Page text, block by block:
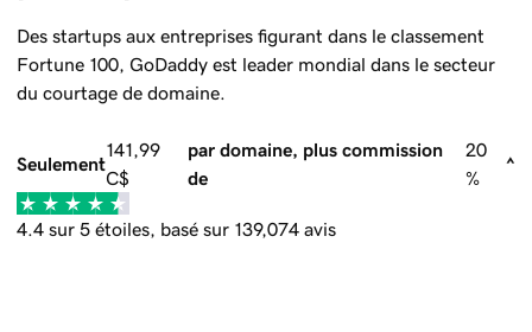
Des startups aux entreprises figurant dans le classement
Fortune 100, GoDaddy est leader mondial dans le secteur
du courtage de domaine.
Seulement
141,99
C$
par domaine, plus commission
de
20
%
^
4.4 sur 5 étoiles, basé sur 139,074 avis